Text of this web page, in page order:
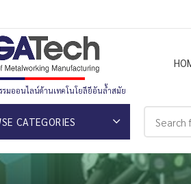
รมออนไลน์ด้านเทคโนโยลียีอันล้ำสมัย
CATEGORIES